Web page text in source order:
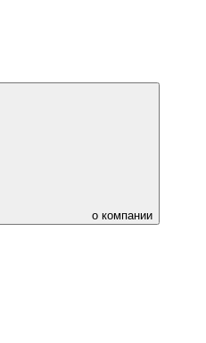
о компании